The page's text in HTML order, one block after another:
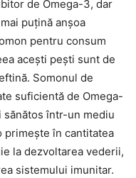
de Omega-3, dar
puțină anșoa
pentru consum
acești pești sunt de
Somonul de
suficientă de Omega-
sănătos într-un mediu
primește în cantitatea
la dezvoltarea vederii,
sistemului imunitar.